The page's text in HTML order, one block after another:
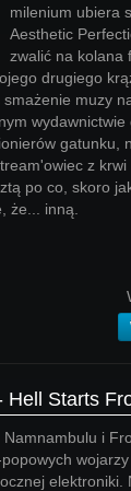
milenium ubiera
Aesthetic
zwalić na kolana
drugiego
muzy
wydawnictwie
gatunku,
z krwi
po co, skoro
że... inną.
Hell Starts
Namnambulu i
elektroniki.